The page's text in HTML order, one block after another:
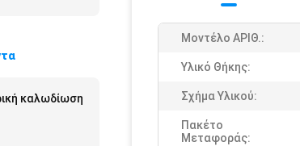
καλωδίωση
Μοντέλο ΑΡΙΘ.:
Υλικό Θήκης:
Σχήμα Υλικού:
Πακέτο
Μεταφοράς: